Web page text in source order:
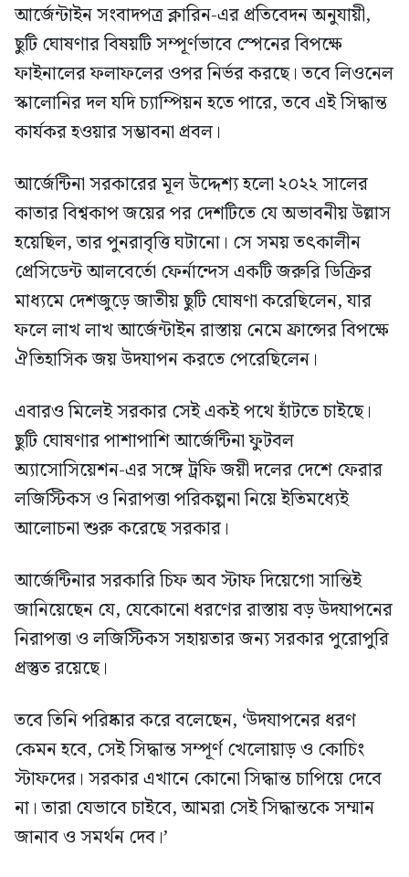
আর্জেন্টাইন সংবাদপত্র ক্লারিন-এর প্রতিবেদন অনুযায়ী,
ছুটি ঘোষণার বিষয়টি সম্পূর্ণভাবে স্পেনের বিপক্ষে
ফাইনালের ফলাফলের ওপর নির্ভর করছে। তবে লিওনেল
স্কালোনির দল যদি চ্যাম্পিয়ন হতে পারে, তবে এই সিদ্ধান্ত
কার্যকর হওয়ার সম্ভাবনা প্রবল।
আর্জেন্টিনা সরকারের মূল উদ্দেশ্য হলো ২০২২ সালের
কাতার বিশ্বকাপ জয়ের পর দেশটিতে যে অভাবনীয় উল্লাস
হয়েছিল, তার পুনরাবৃত্তি ঘটানো। সে সময় তৎকালীন
প্রেসিডেন্ট আলবের্তো ফের্নান্দেস একটি জরুরি ডিক্রির
মাধ্যমে দেশজুড়ে জাতীয় ছুটি ঘোষণা করেছিলেন, যার
ফলে লাখ লাখ আর্জেন্টাইন রাস্তায় নেমে ফ্রান্সের বিপক্ষে
ঐতিহাসিক জয় উদযাপন করতে পেরেছিলেন।
এবারও মিলেই সরকার সেই একই পথে হাঁটতে চাইছে।
ছুটি ঘোষণার পাশাপাশি আর্জেন্টিনা ফুটবল
অ্যাসোসিয়েশন-এর সঙ্গে ট্রফি জয়ী দলের দেশে ফেরার
লজিস্টিকস ও নিরাপত্তা পরিকল্পনা নিয়ে ইতিমধ্যেই
আলোচনা শুরু করেছে সরকার।
আর্জেন্টিনার সরকারি চিফ অব স্টাফ দিয়েগো সান্তিই
জানিয়েছেন যে, যেকোনো ধরণের রাস্তায় বড় উদযাপনের
নিরাপত্তা ও লজিস্টিকস সহায়তার জন্য সরকার পুরোপুরি
প্রস্তুত রয়েছে।
তবে তিনি পরিষ্কার করে বলেছেন, ‘উদযাপনের ধরণ
কেমন হবে, সেই সিদ্ধান্ত সম্পূর্ণ খেলোয়াড় ও কোচিং
স্টাফদের। সরকার এখানে কোনো সিদ্ধান্ত চাপিয়ে দেবে
না। তারা যেভাবে চাইবে, আমরা সেই সিদ্ধান্তকে সম্মান
জানাব ও সমর্থন দেব।’